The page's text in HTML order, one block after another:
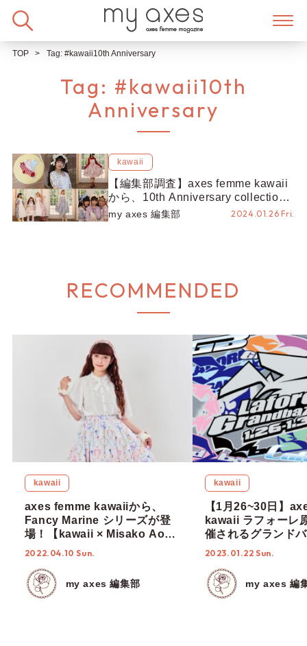
TOP Tag: #kawaii10th Anniversary
Tag: #kawaii10th
Anniversary
kawaii
【編集部調査】axes femme kawaii
から、10th Anniversary collection
が新登場！特別なアイテムが勢揃い
my axes 編集部 2024.01.26 Fri.
RECOMMENDED
kawaii
axes femme kawaiiから、
Fancy Marine シリーズが登
場！【kawaii × Misako Aoki
& RinRin Doll 】
2022.04.10 Sun.
my axes 編集部
kawaii
【1月26~30日】
kawaii ラフォーレ
催されるグランド
ポイントを、店長
2023.01.22 Sun.
my axes 編